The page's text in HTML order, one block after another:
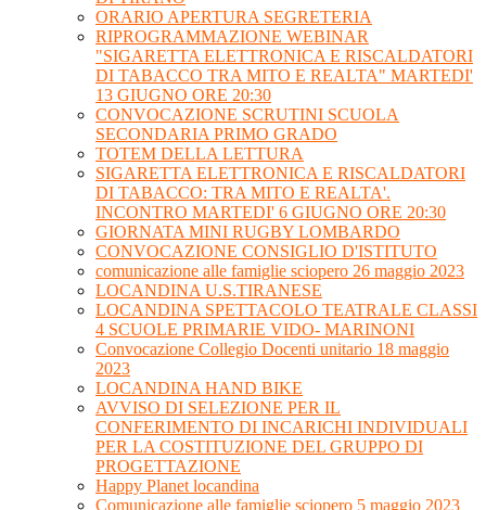
ORARIO APERTURA SEGRETERIA
RIPROGRAMMAZIONE WEBINAR
"SIGARETTA ELETTRONICA E RISCALDATORI
DI TABACCO TRA MITO E REALTA" MARTEDI'
13 GIUGNO ORE 20:30
CONVOCAZIONE SCRUTINI SCUOLA
SECONDARIA PRIMO GRADO
TOTEM DELLA LETTURA
SIGARETTA ELETTRONICA E RISCALDATORI
DI TABACCO: TRA MITO E REALTA'.
INCONTRO MARTEDI' 6 GIUGNO ORE 20:30
GIORNATA MINI RUGBY LOMBARDO
CONVOCAZIONE CONSIGLIO D'ISTITUTO
comunicazione alle famiglie sciopero 26 maggio 2023
LOCANDINA U.S.TIRANESE
LOCANDINA SPETTACOLO TEATRALE CLASSI
4 SCUOLE PRIMARIE VIDO- MARINONI
Convocazione Collegio Docenti unitario 18 maggio
2023
LOCANDINA HAND BIKE
AVVISO DI SELEZIONE PER IL
CONFERIMENTO DI INCARICHI INDIVIDUALI
PER LA COSTITUZIONE DEL GRUPPO DI
PROGETTAZIONE
Happy Planet locandina
Comunicazione alle famiglie sciopero 5 maggio 2023